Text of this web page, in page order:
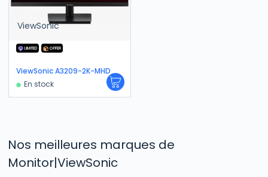
ViewSonic
LIMITED OFFER
ViewSonic A3209-2K-MHD
En stock
Nos meilleures marques de
Monitor|ViewSonic